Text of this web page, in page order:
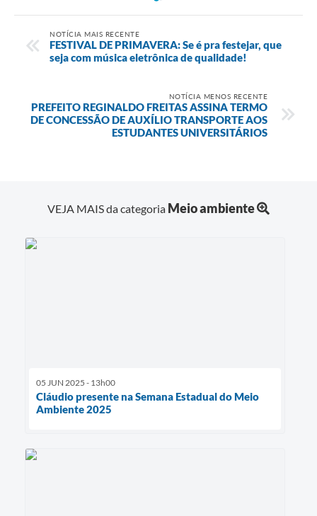
NOTÍCIA MAIS RECENTE
FESTIVAL DE PRIMAVERA: Se é pra festejar, que
seja com música eletrônica de qualidade!
NOTÍCIA MENOS RECENTE
PREFEITO REGINALDO FREITAS ASSINA TERMO
DE CONCESSÃO DE AUXÍLIO TRANSPORTE AOS
ESTUDANTES UNIVERSITÁRIOS
VEJA MAIS da categoria Meio ambiente
05 JUN 2025 - 13h00
Cláudio presente na Semana Estadual do Meio
Ambiente 2025